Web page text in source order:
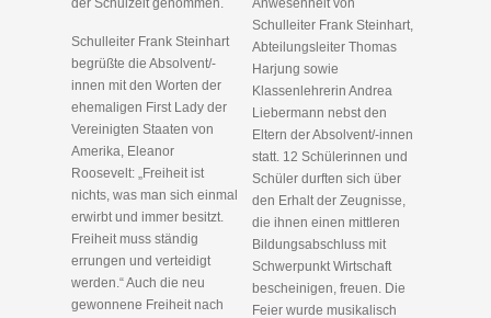
der Schulzeit genommen.
Schulleiter Frank Steinhart
begrüßte die Absolvent/-
innen mit den Worten der
ehemaligen First Lady der
Vereinigten Staaten von
Amerika, Eleanor
Roosevelt: „Freiheit ist
nichts, was man sich einmal
erwirbt und immer besitzt.
Freiheit muss ständig
errungen und verteidigt
werden.“ Auch die neu
gewonnene Freiheit nach
Anwesenheit von
Schulleiter Frank Steinhart,
Abteilungsleiter Thomas
Harjung sowie
Klassenlehrerin Andrea
Liebermann nebst den
Eltern der Absolvent/-innen
statt. 12 Schülerinnen und
Schüler durften sich über
den Erhalt der Zeugnisse,
die ihnen einen mittleren
Bildungsabschluss mit
Schwerpunkt Wirtschaft
bescheinigen, freuen. Die
Feier wurde musikalisch